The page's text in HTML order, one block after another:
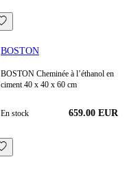
BOSTON
BOSTON Cheminée à l’éthanol en
ciment 40 x 40 x 60 cm
En stock 659.00 EUR